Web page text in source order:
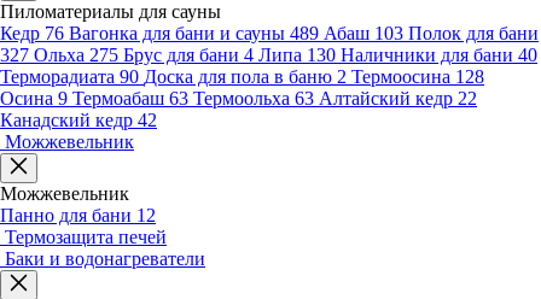
Пиломатериалы для сауны
Кедр 76 Вагонка для бани и сауны 489 Абаш 103 Полок для бани
327 Ольха 275 Брус для бани 4 Липа 130 Наличники для бани 40
Терморадиата 90 Доска для пола в баню 2 Термоосина 128
Осина 9 Термоабаш 63 Термоольха 63 Алтайский кедр 22
Канадский кедр 42
Можжевельник
Можжевельник
Панно для бани 12
Термозащита печей
Баки и водонагреватели